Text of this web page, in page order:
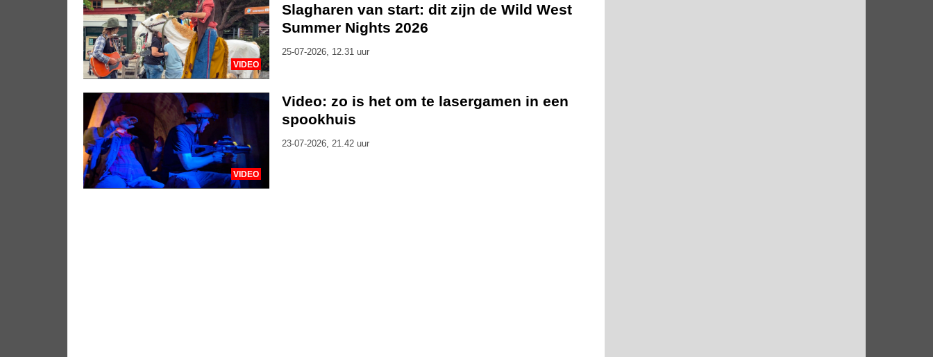
VIDEO
Slagharen van start: dit zijn de Wild West
Summer Nights 2026
25-07-2026, 12.31 uur
VIDEO
Video: zo is het om te lasergamen in een
spookhuis
23-07-2026, 21.42 uur